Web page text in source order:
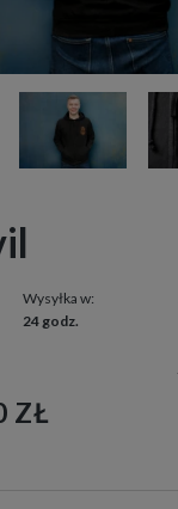
Wysyłka w:
24 godz.
ZŁ